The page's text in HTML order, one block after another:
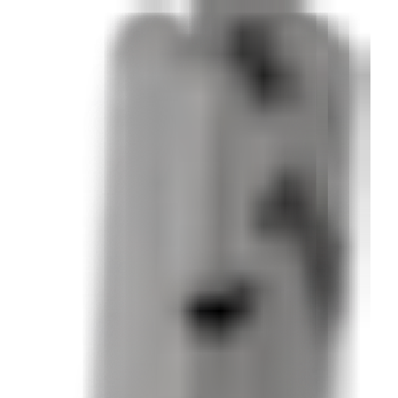
für das Nageln des Humerus. Der kurze Nagel ist
Trokarspitze zur weiteren Verkürzung der
von 7, 8 und 9 mm mit Längen von 20 bis 30 cm
unterstützt. Jeder Nagel enthält Schrauben, die in den
zusätzliche Stabilität geschaffen. Das vereinfachte
für das Nageln des Humerus. Der kurze Nagel